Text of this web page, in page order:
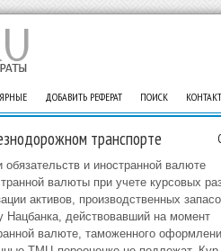
ДОБАВИТЬ РЕФЕРАТ ПОИСК
транспорте
и иностранной валюте
валюты при учете курсовых
активов, производственных
Нацбанка, действовавший на момент
валюте, таможенного